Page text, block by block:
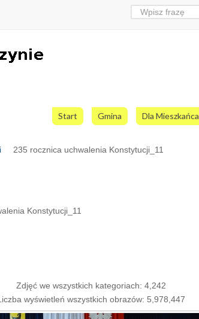
Start Gmina Dla Mieszkańca
235 rocznica uchwalenia Konstytucji_11
Konstytucji_11
Zdjęć we wszystkich kategoriach: 4,242
wyświetleń wszystkich obrazów: 5,978,447